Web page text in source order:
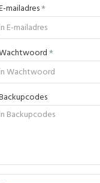
mailadres